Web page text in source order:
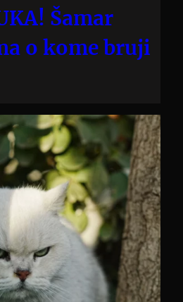
Šamar
o kome bruji